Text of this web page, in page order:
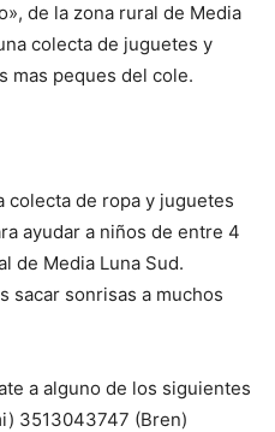
de la zona rural de Media
colecta de juguetes y
mas peques del cole.
colecta de ropa y juguetes
ayudar a niños de entre 4
de Media Luna Sud.
sacar sonrisas a muchos
a alguno de los siguientes
3513043747 (Bren)